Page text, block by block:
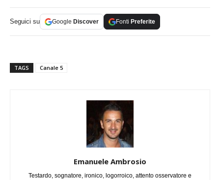
Seguici su Google Discover Fonti Preferite
TAGS Canale 5
Emanuele Ambrosio
Testardo, sognatore, ironico, logorroico, attento osservatore e